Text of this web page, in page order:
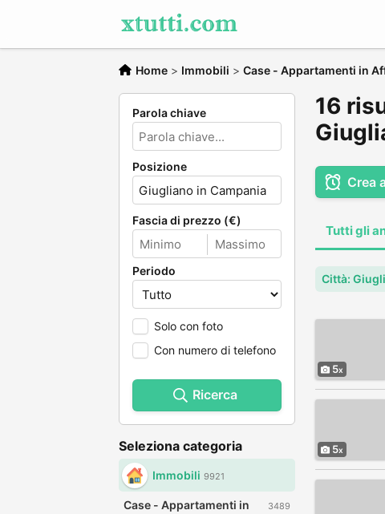
Home > Immobili > Case - Appartamenti in
Parola chiave
Posizione
Fascia di prezzo (€)
Periodo
Solo con foto
Con numero di telefono
Ricerca
Seleziona categoria
Immobili 9921
Case - Appartamenti in
3489
16
Crea
Tutti gli
Città:
5
5